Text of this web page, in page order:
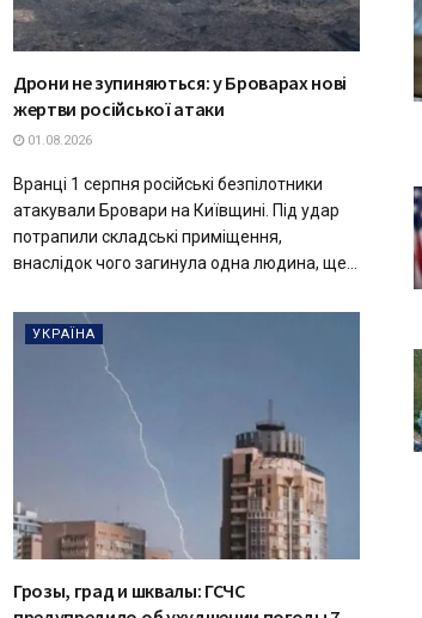
Дрони не зупиняються: у Броварах нові
жертви російської атаки
01.08.2026
Вранці 1 серпня російські безпілотники
атакували Бровари на Київщині. Під удар
потрапили складські приміщення,
внаслідок чого загинула одна людина, ще...
УКРАЇНА
Грозы, град и шквалы: ГСЧС